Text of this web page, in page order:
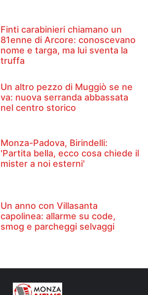
Finti carabinieri chiamano un
81enne di Arcore: conoscevano
nome e targa, ma lui sventa la
truffa
Un altro pezzo di Muggiò se ne
va: nuova serranda abbassata
nel centro storico
Monza-Padova, Birindelli:
'Partita bella, ecco cosa chiede il
mister a noi esterni'
Un anno con Villasanta
capolinea: allarme su code,
smog e parcheggi selvaggi